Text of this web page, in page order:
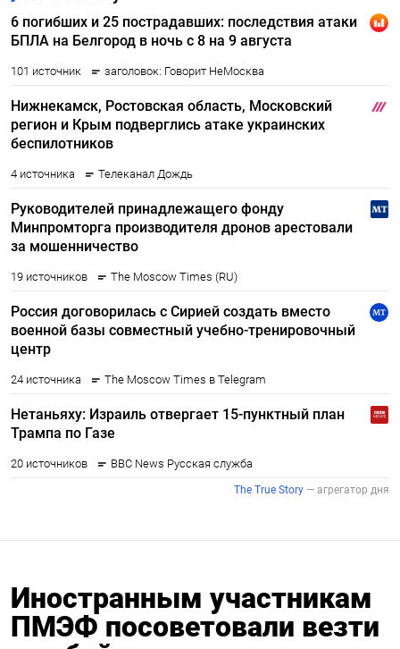
Иностранным участникам
ПМЭФ посоветовали везти